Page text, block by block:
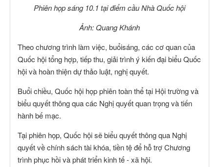
Phiên họp sáng 10.1 tại điểm cầu Nhà Quốc hội
Ảnh: Quang Khánh
Theo chương trình làm việc, buổisáng, các cơ quan của
Quốc hội tổng hợp, tiếp thu, giải trình ý kiến đại biểu Quốc
hội và hoàn thiện dự thảo luật, nghị quyết.
Buổi chiều, Quốc hội họp phiên toàn thể tại Hội trường và
biểu quyết thông qua các Nghị quyết quan trọng và tiến
hành bế mạc.
Tại phiên họp, Quốc hội sẽ biểu quyết thông qua Nghị
quyết về chính sách tài khóa, tiền tệ để hỗ trợ Chương
trình phục hồi và phát triển kinh tế - xã hội.